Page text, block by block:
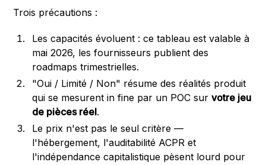
Trois précautions :
Les capacités évoluent : ce tableau est valable à
mai 2026, les fournisseurs publient des
roadmaps trimestrielles.
"Oui / Limité / Non" résume des réalités produit
qui se mesurent in fine par un POC survotre jeu
de pièces réel.
Le prix n'est pas le seul critère —
l'hébergement, l'auditabilité ACPR et
l'indépendance capitalistique pèsent lourd pour